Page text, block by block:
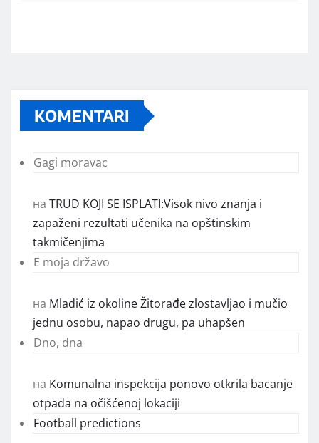
KOMENTARI
Gagi moravac
на TRUD KOJI SE ISPLATI:Visok nivo znanja i
zapaženi rezultati učenika na opštinskim
takmičenjima
E moja državo
на Mladić iz okoline Žitorađe zlostavljao i mučio
jednu osobu, napao drugu, pa uhapšen
Dno, dna
на Komunalna inspekcija ponovo otkrila bacanje
otpada na očišćenoj lokaciji
Football predictions